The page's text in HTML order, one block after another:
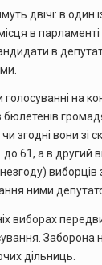
двічі: в один
в парламенті
в
голосуванні на
згодні вони зі
до 61, а в другий
виборців
ними
виборах
Заборона
дільниць.